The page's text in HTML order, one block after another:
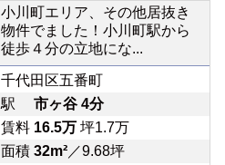
小川町エリア、その他居抜き
物件でました！小川町駅から
徒歩４分の立地にな...
千代田区五番町
駅 市ヶ谷 4分
賃料 16.5万坪1.7万
面積 32m²／9.68坪